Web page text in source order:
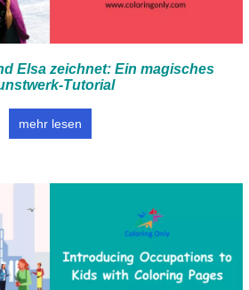
Elsa zeichnet: Ein magisches
Tutorial
mehr lesen